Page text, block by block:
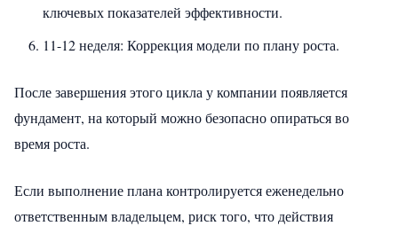
ключевых показателей эффективности.
11-12 неделя: Коррекция модели по плану роста.
После завершения этого цикла у компании появляется
фундамент, на который можно безопасно опираться во
время роста.
Если выполнение плана контролируется еженедельно
ответственным владельцем, риск того, что действия